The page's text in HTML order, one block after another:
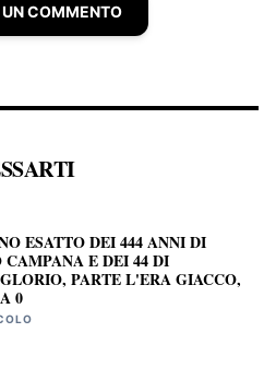
COMMENTO
ESATTO DEI 444 ANNI DI
CAMPANA E DEI 44 DI
PARTE L'ERA GIACCO,
0